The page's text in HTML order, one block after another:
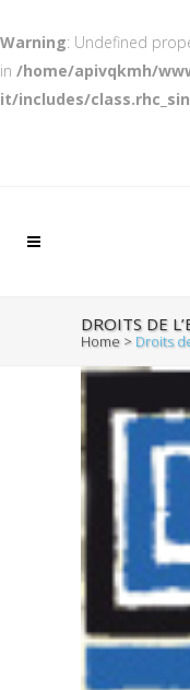
Warning: Undefined
in /home/apivqkmh/
it/includes/
DROITS DE
Home > Droits